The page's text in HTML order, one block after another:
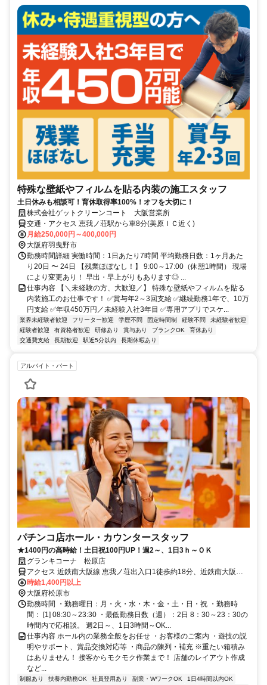
特殊な壁紙やフィルムを貼る内装の施工スタッフ
土日休みも相談可！育休取得率100%！オフを大切に！
株式会社ゲットクリーンコート 大阪営業所
交通・アクセス 恵我ノ荘駅から車8分(美原ＩＣ近く)
月給250,000円～400,000円
大阪府羽曳野市
勤務時間詳細 実働時間：1日あたり7時間 平均勤務日数：1ヶ月あた
り20日 〜 24日 【残業ほぼなし！】 9:00～17:00（休憩1時間） 現場
により変更あり！ 早出・早上がりもあります◎ ...
仕事内容 【＼未経験の方、大歓迎／】 特殊な壁紙やフィルムを貼る
内装施工のお仕事です！ ✅賞与年2～3回支給 ✅継続勤務1年で、10万
円支給 ✅年収450万円／未経験入社3年目 ✅専用アプリでスケ...
業界未経験者歓迎 フリーター歓迎 学歴不問 固定時間制 経験不問
未経験者歓迎
経験者歓迎
有資格者歓迎 研修あり 賞与あり ブランクOK
育休あり
交通費支給
長期歓迎 駅近5分以内 長期休暇あり
アルバイト・パート
パチンコ店ホール・カウンタースタッフ
★1400円の高時給！土日祝100円UP！週2～、1日3ｈ～ＯＫ
グランキコーナ 松原店
アクセス 近鉄南大阪線 恵我ノ荘出入口1徒歩約18分、近鉄南大阪線
河内松原徒歩約22分 大堀インターより車で5分/【松原インターゴル
フ】様のすぐ隣
時給1,400円以上
大阪府松原市
勤務時間 ・勤務曜日：月・火・水・木・金・土・日・祝 ・勤務時
間： [1] 08:30～23:30 ・最低勤務日数（週）：2日 8：30～23：30の
時間内で応相談。 週2日～、1日3時間～OK...
仕事内容 ホール内の業務全般をお任せ ・お客様のご案内 ・遊技の説
明やサポート、賞品交換対応等 ・商品の陳列・補充 ※重たい箱積み
はありません！ 接客からモクモク作業まで！ 店舗のレイアウト作成
など...
制服あり 扶養内勤務OK 社員登用あり 副業・WワークOK
1日4時間以内OK